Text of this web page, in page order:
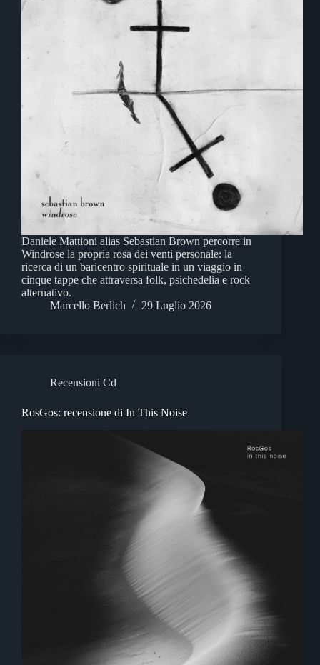
Daniele Mattioni alias Sebastian Brown percorre in
Windrose la propria rosa dei venti personale: la
ricerca di un baricentro spirituale in un viaggio in
cinque tappe che attraversa folk, psichedelia e rock
alternativo.
Marcello Berlich
29 Luglio 2026
Recensioni Cd
RosGos: recensione di In This Noise